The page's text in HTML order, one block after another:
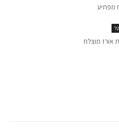
מפתיע
אורז מוצלח